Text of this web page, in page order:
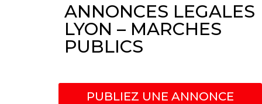
ANNONCES LEGALES
LYON – MARCHES
PUBLICS
PUBLIEZ UNE ANNONCE